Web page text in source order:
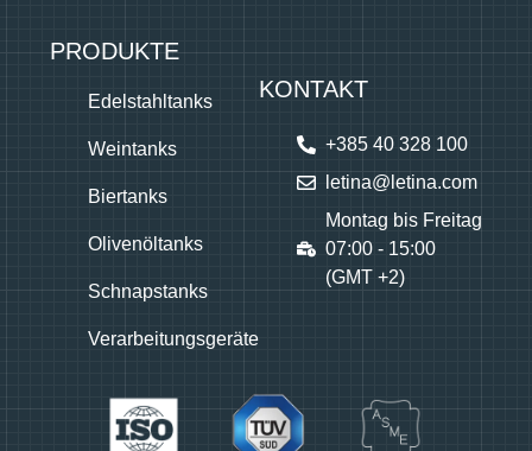
PRODUKTE
Edelstahltanks
Weintanks
Biertanks
Olivenöltanks
Schnapstanks
Verarbeitungsgeräte
KONTAKT
+385 40 328 100
letina@letina.com
Montag bis Freitag
07:00 - 15:00
(GMT +2)